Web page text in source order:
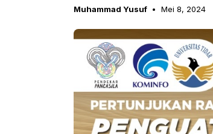
Muhammad Yusuf Mei 8, 2024